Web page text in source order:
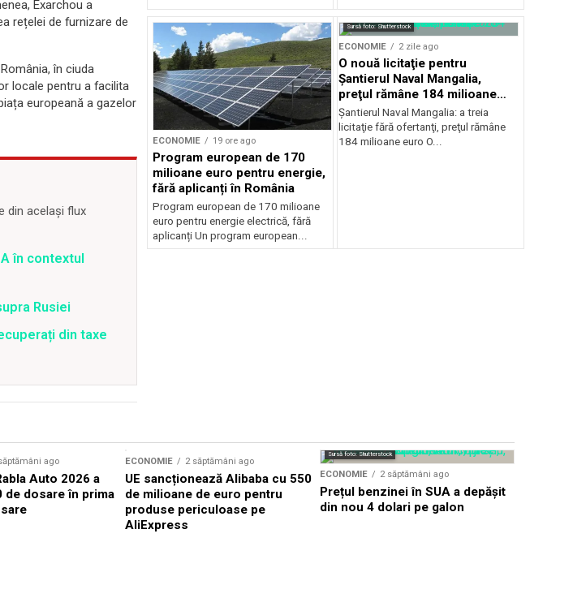
Exarchou a
rețelei de furnizare de
în ciuda
locale pentru a facilita
europeană a gazelor
din același flux
în contextul
Rusiei
din taxe
ECONOMIE 19 ore ago
Program european de 170
milioane euro pentru energie,
fără aplicanți în România
Program european de 170 milioane
euro pentru energie electrică, fără
aplicanți Un program european...
Sursă foto: Shutterstock
ECONOMIE 2 zile ago
O nouă licitaţie pentru
Şantierul Naval Mangalia,
preţul rămâne 184 milioane
euro
Şantierul Naval Mangalia: a treia
licitaţie fără ofertanţi, preţul rămâne
184 milioane euro O...
ago
Auto 2026 a
de dosare în prima
ECONOMIE 2 săptămâni ago
UE sancționează Alibaba cu 550
de milioane de euro pentru
produse periculoase pe
AliExpress
Sursă foto: Shutterstock
ECONOMIE 2 săptămâni ago
Prețul benzinei în SUA a depășit
din nou 4 dolari pe galon